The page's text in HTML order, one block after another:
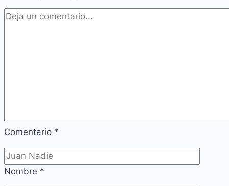
Comentario *
Nombre *